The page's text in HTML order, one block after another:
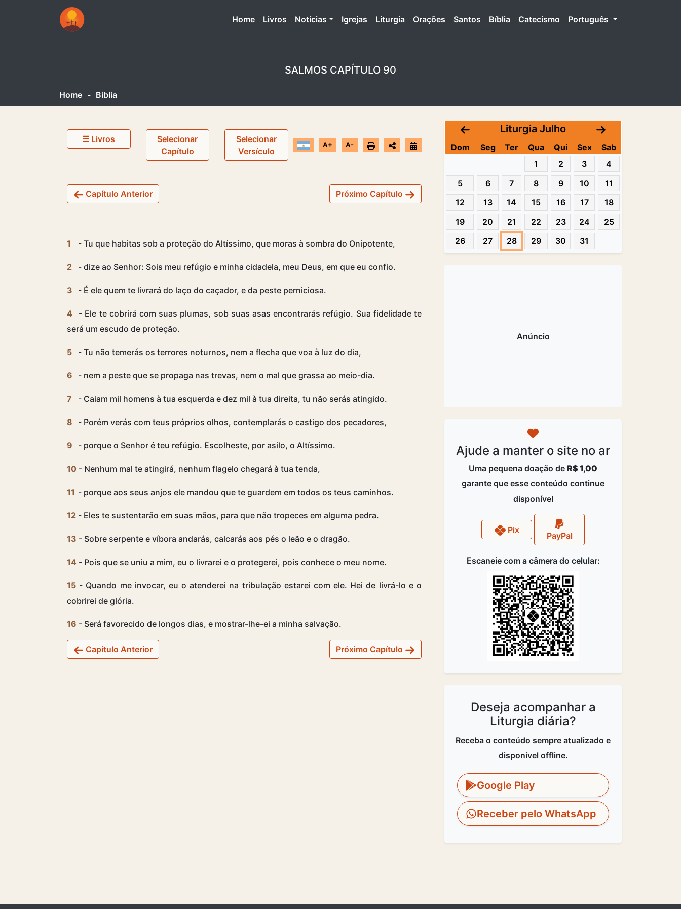
Home(atual)
Livros Notícias Igrejas Liturgia Orações Santos Bíblia Catecismo Português
SALMOS CAPÍTULO 90
Home - Biblia
☰ Livros
Selecionar
Capítulo
Selecionar
Versículo
A+ A-
Capítulo Anterior Próximo Capítulo
1 - Tu que habitas sob a proteção do Altíssimo, que moras à sombra do Onipotente,
2 - dize ao Senhor: Sois meu refúgio e minha cidadela, meu Deus, em que eu confio.
3 - É ele quem te livrará do laço do caçador, e da peste perniciosa.
4
- Ele te cobrirá com suas plumas, sob suas asas encontrarás refúgio. Sua fidelidade te
será um escudo de proteção.
5 - Tu não temerás os terrores noturnos, nem a flecha que voa à luz do dia,
6 - nem a peste que se propaga nas trevas, nem o mal que grassa ao meio-dia.
7 - Caiam mil homens à tua esquerda e dez mil à tua direita, tu não serás atingido.
8 - Porém verás com teus próprios olhos, contemplarás o castigo dos pecadores,
9 - porque o Senhor é teu refúgio. Escolheste, por asilo, o Altíssimo.
10 - Nenhum mal te atingirá, nenhum flagelo chegará à tua tenda,
11 - porque aos seus anjos ele mandou que te guardem em todos os teus caminhos.
12 - Eles te sustentarão em suas mãos, para que não tropeces em alguma pedra.
13 - Sobre serpente e víbora andarás, calcarás aos pés o leão e o dragão.
14 - Pois que se uniu a mim, eu o livrarei e o protegerei, pois conhece o meu nome.
15 - Quando me invocar, eu o atenderei na tribulação estarei com ele. Hei de livrá-lo e o
cobrirei de glória.
16 - Será favorecido de longos dias, e mostrar-lhe-ei a minha salvação.
Capítulo Anterior Próximo Capítulo
Liturgia Julho
Dom Seg Ter Qua Qui Sex
Sab
1
2 3
4
5
6 7 8 9 10
11
12
13 14 15 16 17
18
19
20 21 22 23 24
25
26
27 28 29 30 31
Ajude a manter o site no ar
Uma pequena doação de R$ 1,00
garante que esse conteúdo continue
disponível
Pix
PayPal
Escaneie com a câmera do celular:
Deseja acompanhar a
Liturgia diária?
Receba o conteúdo sempre atualizado e
disponível offline.
Google Play
Receber pelo WhatsApp